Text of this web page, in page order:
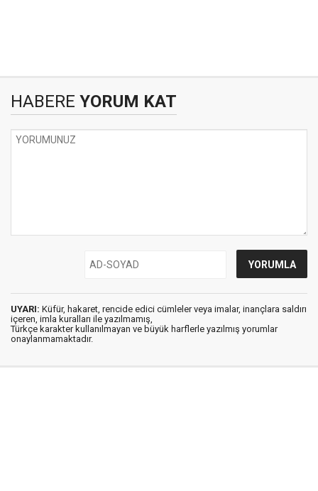
HABERE YORUM KAT
UYARI: Küfür, hakaret, rencide edici cümleler veya imalar, inançlara saldırı
içeren, imla kuralları ile yazılmamış,
Türkçe karakter kullanılmayan ve büyük harflerle yazılmış yorumlar
onaylanmamaktadır.